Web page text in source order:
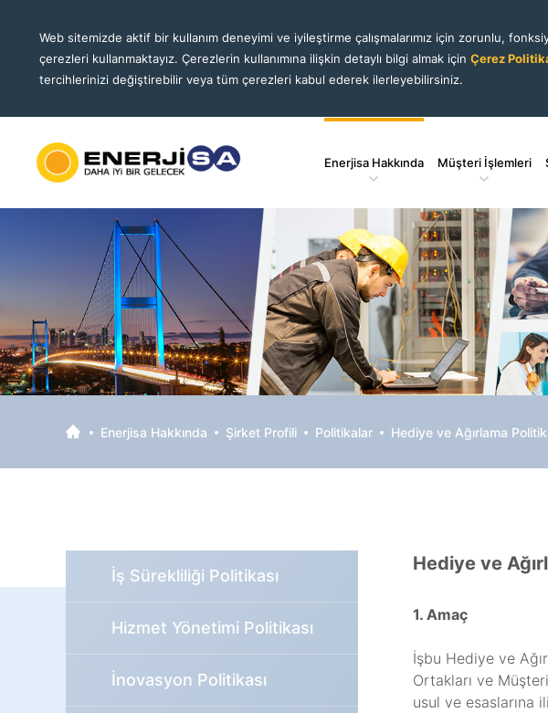
Web sitemizde aktif bir kullanım deneyimi ve iyileştirme çalışmalarımız için zorunlu,
çerezleri kullanmaktayız. Çerezlerin kullanımına ilişkin detaylı bilgi almak için Çerez
tercihlerinizi değiştirebilir veya tüm çerezleri kabul ederek ilerleyebilirsiniz.
Enerjisa Hakkında Müşteri İşlemleri
Enerjisa Hakkında Şirket Profili Politikalar Hediye ve Ağırlama
İş Sürekliliği Politikası
Hizmet Yönetimi Politikası
İnovasyon Politikası
Hediye ve
1. Amaç
İşbu Hediye ve
Ortakları ve
usul ve esaslarına